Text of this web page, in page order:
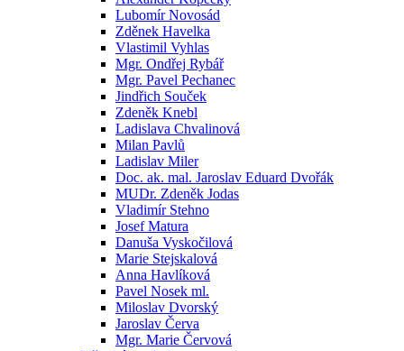
Lubomír Novosád
Zděnek Havelka
Vlastimil Vyhlas
Mgr. Ondřej Rybář
Mgr. Pavel Pechanec
Jindřich Souček
Zdeněk Knebl
Ladislava Chvalinová
Milan Pavlů
Ladislav Miler
Doc. ak. mal. Jaroslav Eduard Dvořák
MUDr. Zdeněk Jodas
Vladimír Stehno
Josef Matura
Danuša Vyskočilová
Marie Stejskalová
Anna Havlíková
Pavel Nosek ml.
Miloslav Dvorský
Jaroslav Červa
Mgr. Marie Červová